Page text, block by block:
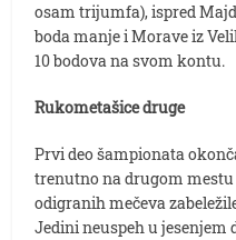
osam trijumfa), ispred
boda manje i Morave iz
10 bodova na svom kontu.
Rukometašice druge
Prvi deo šampionata
trenutno na drugom mestu
odigranih mečeva
Jedini neuspeh u jesenjem